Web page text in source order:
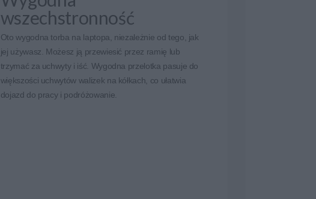
wszechstronność
Oto wygodna torba na laptopa, niezależnie od tego, jak
jej używasz. Możesz ją przewiesić przez ramię lub
trzymać za uchwyty i iść. Wygodna przelotka pasuje do
większości uchwytów walizek na kółkach, co ułatwia
dojazd do pracy i podróżowanie.